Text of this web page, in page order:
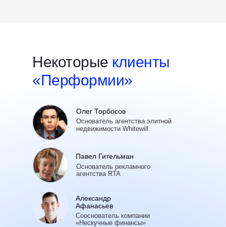
Некоторые клиенты
«Перформии»
Олег Торбосов
Основатель агентства элитной
недвижимости Whitewill
Павел Гительман
Основатель рекламного
агентства RTA
Александр
Афанасьев
Сооснователь компании
«Нескучные финансы»